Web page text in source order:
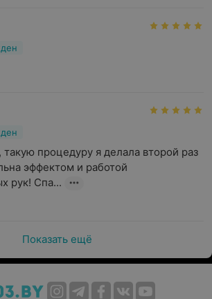
процедуру я делала второй раз
эффектом и работой
рук! Спа...
Показать ещё